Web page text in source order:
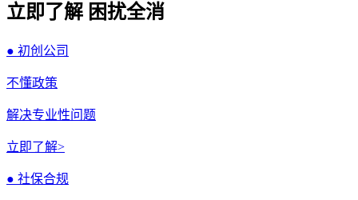
立即了解 困扰全消
● 初创公司
不懂政策
解决专业性问题
立即了解>
● 社保合规